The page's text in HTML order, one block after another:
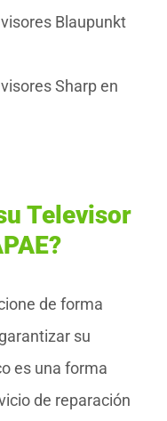
Blaupunkt
Sharp en
Televisor
de forma
su
es una forma
de reparación